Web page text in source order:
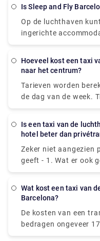
opening in 1974. Het
op de ruïnes van het
Figueres, wordt
grote werken van
wellnessfaciliteiten
ontspannen terwijl u
Is Sleep and Fly
Op de luchthaven
ingerichte accommodaties. De
Barcelona-El Prat
slapen of een paar
Hoeveel kost een taxi van de luchthaven van Barcelona
naar het centrum?
Tarieven worden
de dag van de week.
van Barcelona naar
een
boeken, geen
wagenpark,
betalingsmethoden
Is een taxi van de luchthaven van Barcelona naar het
hotel beter dan
Zeker niet aangezien
geeft - 1. Wat er ook
op u. 2. Waarde: Profiteer van een hoogwaardige
Snelheid: de
deur tot deur: de
naar de deur van uw
Wat kost een taxi van de luchthaven van Reus naar
Barcelona?
De kosten van een
bedragen ongeveer
erg als je met een